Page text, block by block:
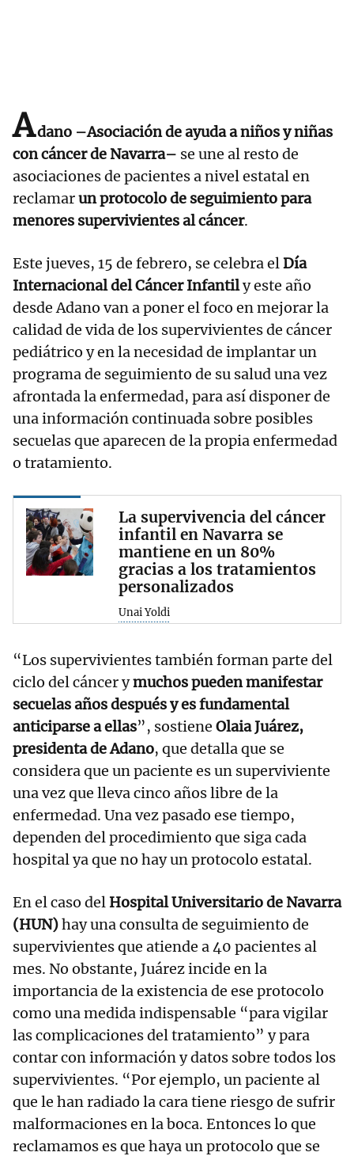
Adano –Asociación de ayuda a niños y niñas
con cáncer de Navarra– se une al resto de
asociaciones de pacientes a nivel estatal en
reclamarun protocolo de seguimiento para
menores supervivientes al cáncer.
Este jueves, 15 de febrero, se celebra elDía
Internacional del Cáncer Infantily este año
desde Adano van a poner el foco en mejorar la
calidad de vida de los supervivientes de cáncer
pediátrico y en la necesidad de implantar un
programa de seguimiento de su salud una vez
afrontada la enfermedad, para así disponer de
una información continuada sobre posibles
secuelas que aparecen de la propia enfermedad
o tratamiento.
La supervivencia del cáncer
infantil en Navarra se
mantiene en un 80%
gracias a los tratamientos
personalizados
Unai Yoldi
“Los supervivientes también forman parte del
ciclo del cáncer ymuchos pueden manifestar
secuelas años después y es fundamental
anticiparse a ellas”, sostiene Olaia Juárez,
presidenta de Adano, que detalla que se
considera que un paciente es un superviviente
una vez que lleva cinco años libre de la
enfermedad. Una vez pasado ese tiempo,
dependen del procedimiento que siga cada
hospital ya que no hay un protocolo estatal.
En el caso del Hospital Universitario de Navarra
(HUN)hay una consulta de seguimiento de
supervivientes que atiende a 40 pacientes al
mes. No obstante, Juárez incide en la
importancia de la existencia de ese protocolo
como una medida indispensable “para vigilar
las complicaciones del tratamiento” y para
contar con información y datos sobre todos los
supervivientes. “Por ejemplo, un paciente al
que le han radiado la cara tiene riesgo de sufrir
malformaciones en la boca. Entonces lo que
reclamamos es que haya un protocolo que se